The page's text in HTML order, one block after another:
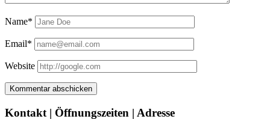
Name*
Email*
Website
Seitenleiste
Kontakt | Öffnungszeiten | Adresse